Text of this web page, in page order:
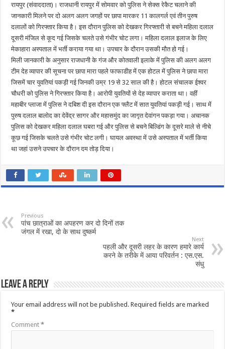
रायपुर (संवाददाता)। राजधानी रायपुर में सोमवार को पुलिस ने सेक्स रेकैट चलाने की
जानकारी मिलने पर दो अलग अलग जगहों पर छापा मारकर 11 कालगर्ल एवं तीन पुरुष
दलालों को गिरफ्तार किया है। इस दौरान पुलिस को देखकर गिरफ्तारी से बचने महिला दलाल
दूसरी मंजिल से कूद गई जिसके चलते उसे गंभीर चोट लगा। महिला दलाल इलाज के लिए
मेकाहारा अस्पताल में भर्ती कराया गया था। उपचार के दौरान उसकी मौत हो गई।
मिली जानकारी के अनुसार राजधानी के गंज और कोतवाली इलाके में पुलिस की अलग अलग
टीम देह व्यापार की सूचना पर छापा मारा पहले फाफाडीह में एक होटल में पुलिस ने छापा मारा
जिसमें चार युवतियां पकड़ी गई जिनकी उम्र 19 से 32 साल की है। होटल संचालक ईश्वर
चौधरी को पुलिस ने गिरफ्तार किया है। आरोपी युवतियों से देह व्यापार कराता था। वहीं
महाबीर प्लाजा में पुलिस ने दबिश दी इस दौरान एक फ्लैट में सात युवतियां पकड़ी गई। साथ में
पुरुष दलाल बालोद का देवेंद्र सागर और महासमुंद का जागृत देवांगन पकड़ा गया। अचानक
पुलिस को देखकर महिला दलाल घबरा गई और पुलिस से बचने बिल्डिंग के दूसरे माले से नीचे
कूछ गई जिसके चलते उसे गंभीर चोट लगी। घायल अवस्था में उसे अस्पताल में भर्ती किया
था जहां उसने उपचार के दौरान दम तोड़ दिया।
Previous
पांच छात्राओं का अपहरण कर दो दिनों तक
जंगल में रखा, दो के साथ दुष्कर्म
Next
पहली और दूसरी लहर के कारण हमारे कार्य
करने के तरीके में आया परिवर्तन : एस.एस.
संधु
Leave a Reply
Your email address will not be published. Required fields are marked
*
Comment*